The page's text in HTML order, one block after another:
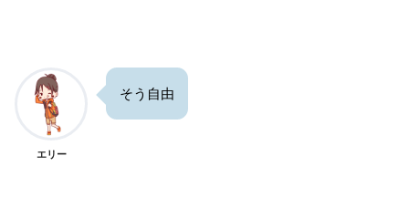
エリー
そう自由